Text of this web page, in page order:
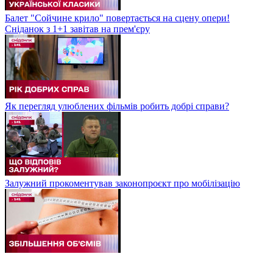
Балет "Сойчине крило" повертається на сцену опери!
Сніданок з 1+1 завітав на прем'єру
Як перегляд улюблених фільмів робить добрі справи?
Залужний прокоментував законопроєкт про мобілізацію